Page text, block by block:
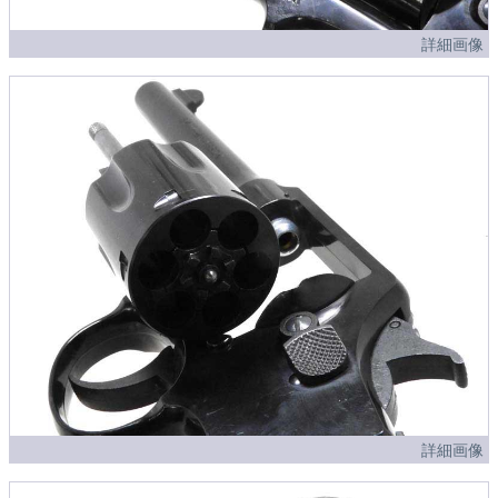
詳細画像
詳細画像